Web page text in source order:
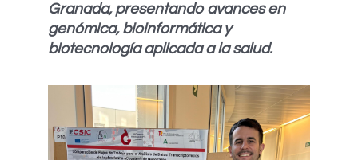
Granada, presentando avances en
genómica, bioinformática y
biotecnología aplicada a la salud.